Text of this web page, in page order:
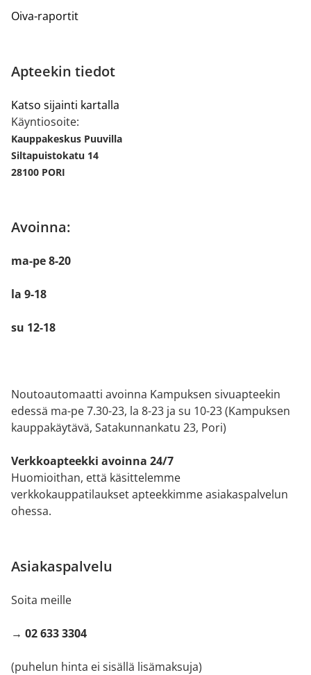
Oiva-raportit
Apteekin tiedot
Katso sijainti kartalla
Käyntiosoite:
Kauppakeskus Puuvilla
Siltapuistokatu 14
28100 PORI
Avoinna:
ma-pe 8-20
la 9-18
su 12-18
Noutoautomaatti avoinna Kampuksen sivuapteekin
edessä ma-pe 7.30-23, la 8-23 ja su 10-23 (Kampuksen
kauppakäytävä, Satakunnankatu 23, Pori)
Verkkoapteekki avoinna 24/7
Huomioithan, että käsittelemme
verkkokauppatilaukset apteekkimme asiakaspalvelun
ohessa.
Asiakaspalvelu
Soita meille
→ 02 633 3304
(puhelun hinta ei sisällä lisämaksuja)